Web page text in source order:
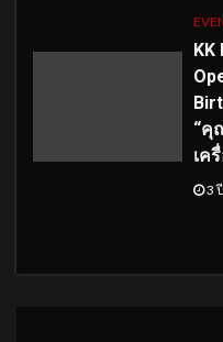
KK
“คุ
เค
3